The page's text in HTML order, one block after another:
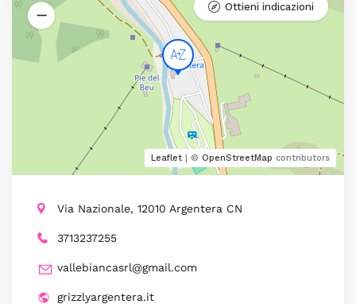
Leaflet | © OpenStreetMap contributors
Ottieni indicazioni
Via Nazionale, 12010 Argentera CN
3713237255
vallebiancasrl@gmail.com
grizzlyargentera.it